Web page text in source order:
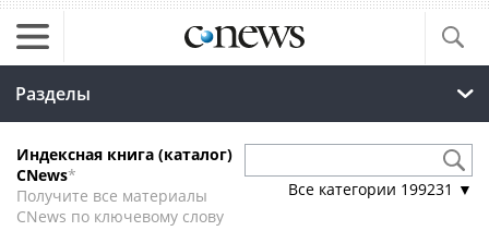
Разделы
Индексная книга (каталог)
CNews*
Получите все материалы
CNews по ключевому слову
Все категории 199231 ▼